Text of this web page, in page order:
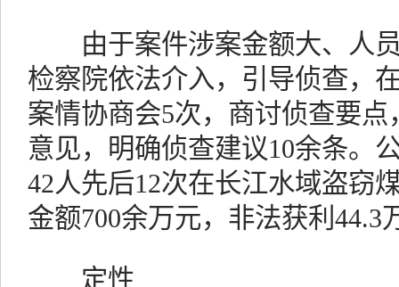
由于案件涉案金额大、人员
检察院依法介入，引导侦查，
案情协商会5次，商讨侦查要
意见，明确侦查建议10余条。
42人先后12次在长江水域盗窃
金额700余万元，非法获利44.3
定性